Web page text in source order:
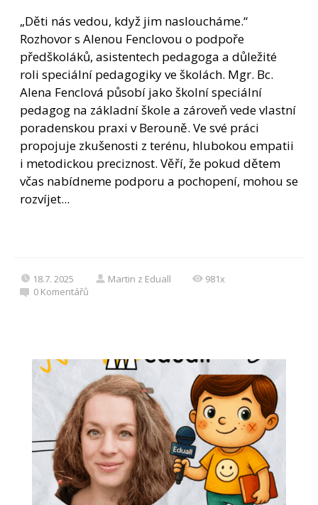
„Děti nás vedou, když jim nasloucháme.“
Rozhovor s Alenou Fenclovou o podpoře
předškoláků, asistentech pedagoga a důležité
roli speciální pedagogiky ve školách. Mgr. Bc.
Alena Fenclová působí jako školní speciální
pedagog na základní škole a zároveň vede vlastní
poradenskou praxi v Berouně. Ve své práci
propojuje zkušenosti z terénu, hlubokou empatii
i metodickou preciznost. Věří, že pokud dětem
včas nabídneme podporu a pochopení, mohou se
rozvíjet...
18.7. 2025 Martin z Eduall
981x
0 Komentářů